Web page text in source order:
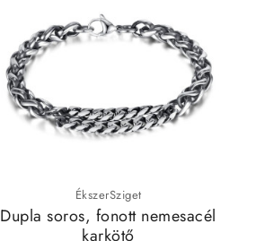
ÉkszerSziget
Dupla soros, fonott nemesacél
karkötő